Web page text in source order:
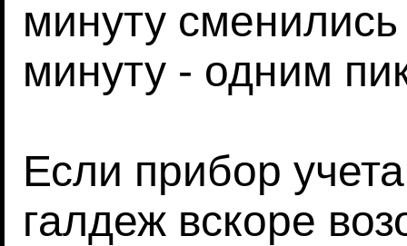
минуту
минуту - одним
Если прибор
галдеж вскоре